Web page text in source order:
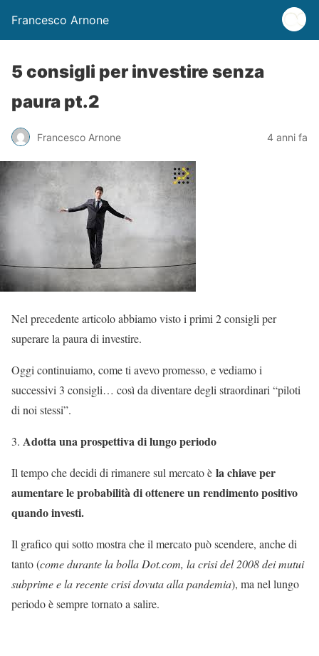
Francesco Arnone
5 consigli per investire senza
paura pt.2
Francesco Arnone 4 anni fa
Nel precedente articolo abbiamo visto i primi 2 consigli per
superare la paura di investire.
Oggi continuiamo, come ti avevo promesso, e vediamo i
successivi 3 consigli… così da diventare degli straordinari “piloti
di noi stessi”.
Adotta una prospettiva di lungo periodo
Il tempo che decidi di rimanere sul mercato è la chiave per
aumentare le probabilità di ottenere un rendimento positivo
quando investi.
Il grafico qui sotto mostra che il mercato può scendere, anche di
tanto (come durante la bolla Dot.com, la crisi del 2008 dei mutui
subprime e la recente crisi dovuta alla pandemia), ma nel lungo
periodo è sempre tornato a salire.